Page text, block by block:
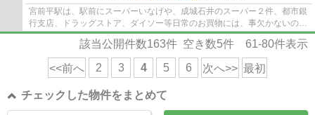
宮前平駅は、駅前にスーパーいなげや、成城石井のスーパー２件、都市銀
行支店、ドラッグストア、ダイソー等日常のお買物には、事欠かないの
と、駅北側には、宮前区役所、宮前図書館、...
該当公開件数163件 空き数5件 61-80件表示
<<前へ 2 3 4 5 6 次へ>> 最初
チェックした物件をまとめて